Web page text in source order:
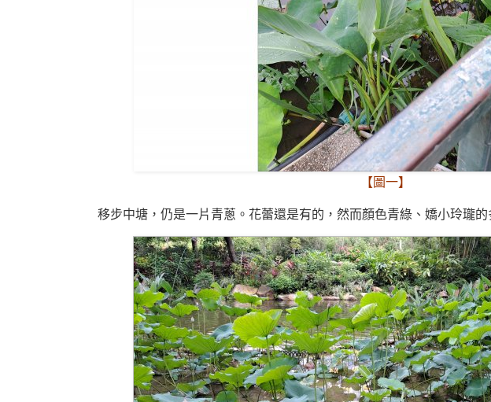
【圖一】
移步中塘，仍是一片青蔥。花蕾還是有的，然而顏色青綠、嬌小玲瓏的